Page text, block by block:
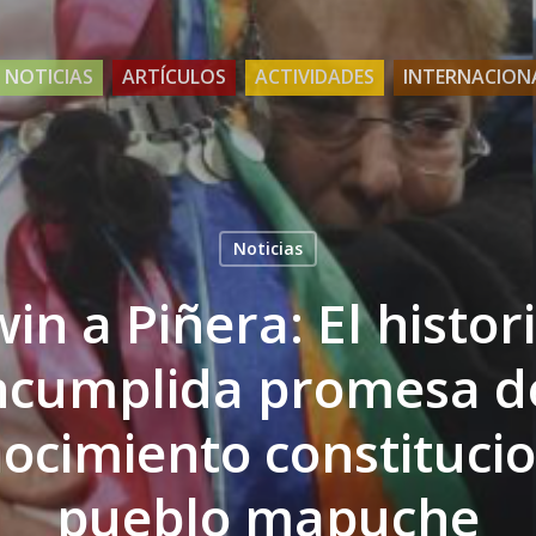
NOTICIAS ARTÍCULOS ACTIVIDADES
Noticias
a Piñera: El
promesa
pueblo mapuche